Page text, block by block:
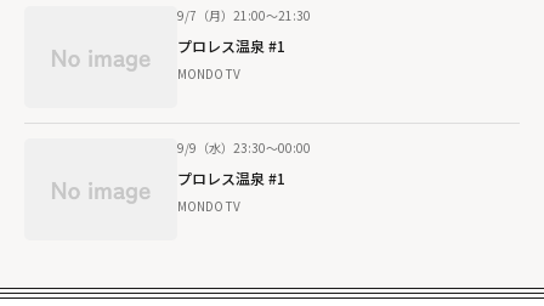
9/7（月）21:00～21:30
プロレス温泉 #1
MONDO TV
9/9（水）23:30～00:00
プロレス温泉 #1
MONDO TV